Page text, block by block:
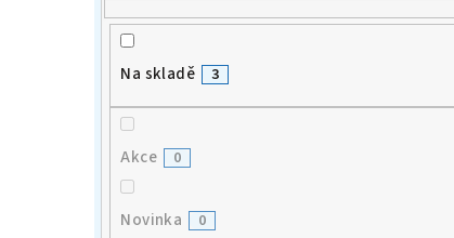
Na skladě 3
Akce 0
Novinka 0